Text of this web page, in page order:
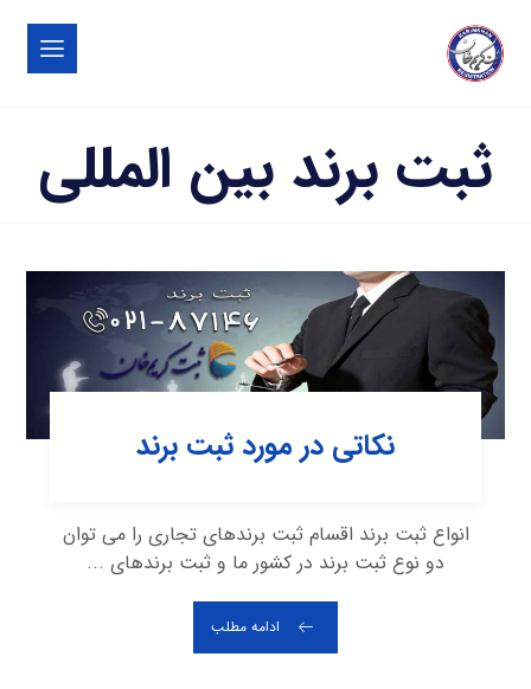
ثبت برند بین المللی
نکاتی در مورد ثبت برند
انواع ثبت برند اقسام ثبت برندهای تجاری را می توان
دو نوع ثبت برند در کشور ما و ثبت برندهای ...
ادامه مطلب